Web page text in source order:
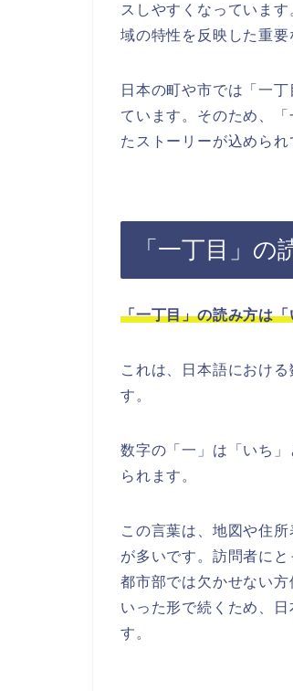
スしやすくなっていま
域の特性を反映した重要
日本の町や市では「一
ています。そのため、
たストーリーが込められ
「一丁目」
「一丁目」の読み方は
これは、日本語におけ
す。
数字の「一」は「いち
られます。
この言葉は、地図や住
が多いです。訪問者に
都市部では欠かせない
いった形で続くため、
す。